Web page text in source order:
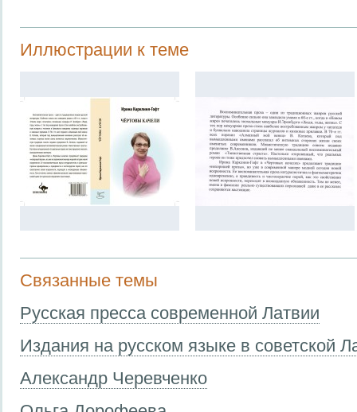
Иллюстрации к теме
Связанные темы
Русская пресса современной Латвии
Издания на русском языке в советской
Александр Черевченко